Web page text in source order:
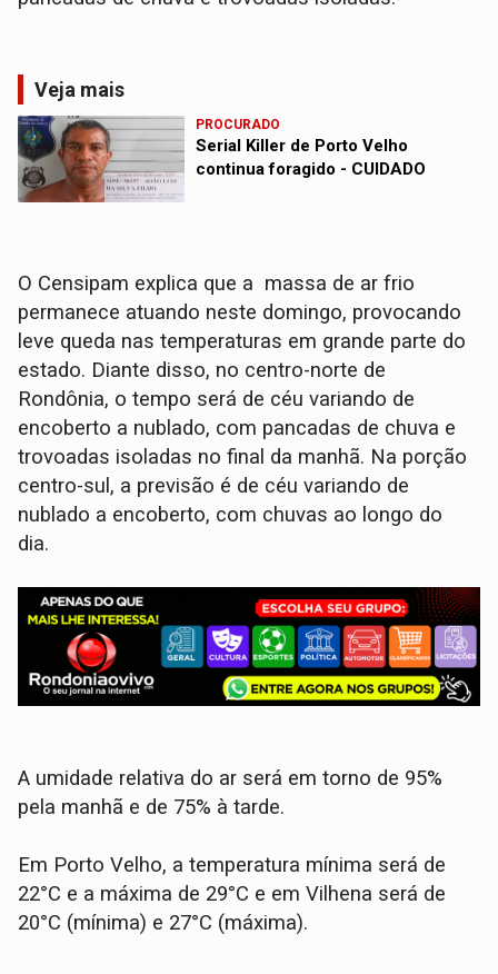
Veja mais
PROCURADO
Serial Killer de Porto Velho
continua foragido - CUIDADO
O Censipam explica que a massa de ar frio
permanece atuando neste domingo, provocando
leve queda nas temperaturas em grande parte do
estado. Diante disso, no centro-norte de
Rondônia, o tempo será de céu variando de
encoberto a nublado, com pancadas de chuva e
trovoadas isoladas no final da manhã. Na porção
centro-sul, a previsão é de céu variando de
nublado a encoberto, com chuvas ao longo do
dia.
A umidade relativa do ar será em torno de 95%
pela manhã e de 75% à tarde.
Em Porto Velho, a temperatura mínima será de
22°C e a máxima de 29°C e em Vilhena será de
20°C (mínima) e 27°C (máxima).